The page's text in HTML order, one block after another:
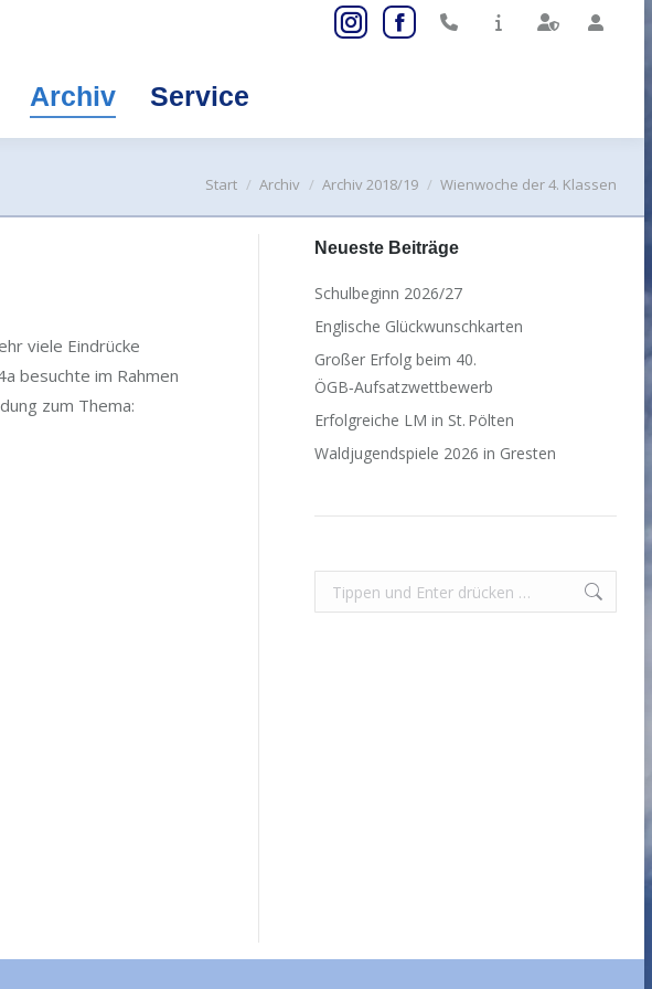
Instagram
in
Facebook
in
Archiv Service
Sie befinden sich hier:
Start Archiv Archiv 2018/19 Wienwoche der 4. Klassen
viele Eindrücke
besuchte im Rahmen
zum Thema:
Neueste Beiträge
Schulbeginn 2026/27
Englische Glückwunschkarten
Großer Erfolg beim 40.
ÖGB‑Aufsatzwettbewerb
Erfolgreiche LM in St. Pölten
Waldjugendspiele 2026 in Gresten
Search: